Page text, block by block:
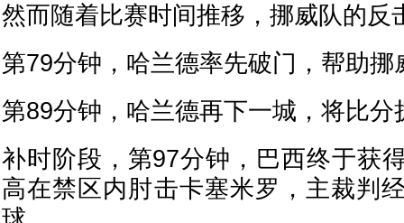
然而随着比赛时间推移，挪威队的反
第79分钟，哈兰德率先破门，帮助挪
第89分钟，哈兰德再下一城，将比分
补时阶段，第97分钟，巴西终于获
高在禁区内肘击卡塞米罗，主裁判